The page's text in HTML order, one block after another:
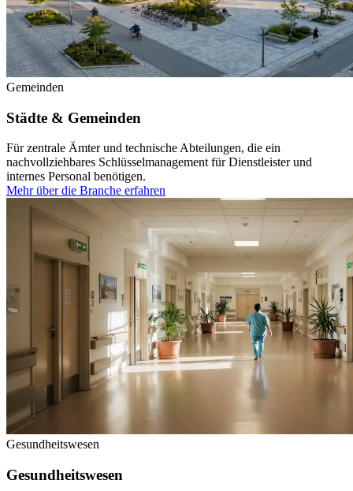
Gemeinden
Städte & Gemeinden
Für zentrale Ämter und technische Abteilungen, die ein
nachvollziehbares Schlüsselmanagement für Dienstleister und
internes Personal benötigen.
Mehr über die Branche erfahren
Gesundheitswesen
Gesundheitswesen